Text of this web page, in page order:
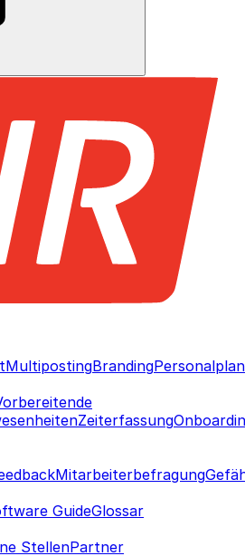
MultipostingBranding
Zeiterfassung
Mitarbeiterbefragung
GuideGlossar
StellenPartner